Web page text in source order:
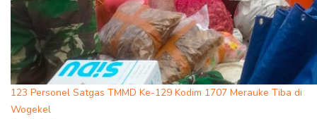
123 Personel Satgas TMMD Ke-129 Kodim 1707 Merauke Tiba di
Wogekel